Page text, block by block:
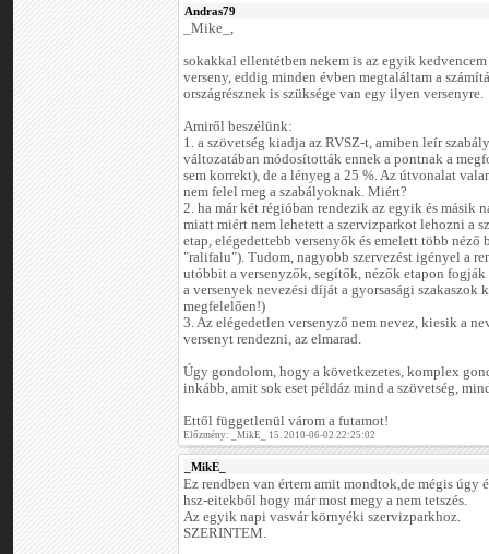
Andras79
_Mike_,
sokakkal ellentétben nekem is az egyik
verseny, eddig minden évben megtaláltam a
országrésznek is szüksége van egy ilyen versenyre.
Amiről beszélünk:
1. a szövetség kiadja az RVSZ-t, amiben leír
változatában módosították ennek a pontnak a
sem korrekt), de a lényeg a 25 %. Az útvonalat
nem felel meg a szabályoknak. Miért?
2. ha már két régióban rendezik az egyik és másik
miatt miért nem lehetett a szervizparkot lehozni a
etap, elégedettebb versenyők és emelett több néző
"ralifalu"). Tudom, nagyobb szervezést igényel a
utóbbit a versenyzők, segítők, nézők etapon
a versenyek nevezési díját a gyorsasági szakaszok
megfelelően!)
3. Az elégedetlen versenyző nem nevez, kiesik a
versenyt rendezni, az elmarad.
Úgy gondolom, hogy a következetes, komplex
inkább, amit sok eset példáz mind a szövetség,
Ettől függetlenül várom a futamot!
Előzmény: _MikE_ 15. 2010-06-02 22:25:02
_MikE_
Ez rendben van értem amit mondtok,de mégis úgy
hsz-eitekből hogy már most megy a nem tetszés.
Az egyik napi vasvár környéki szervizparkhoz.
SZERINTEM.